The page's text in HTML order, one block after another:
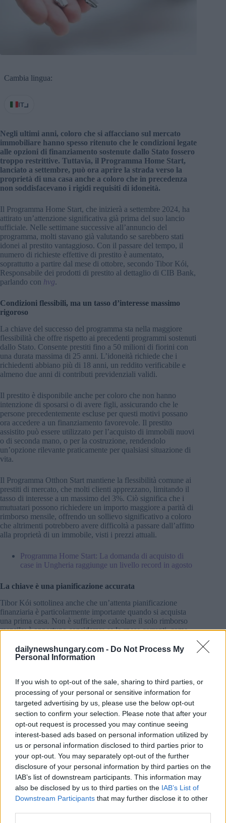
dailynewshungary.com - Do Not Process My
Personal Information
If you wish to opt-out of the sale, sharing to third parties, or
processing of your personal or sensitive information for
targeted advertising by us, please use the below opt-out
section to confirm your selection. Please note that after your
opt-out request is processed you may continue seeing
interest-based ads based on personal information utilized by
us or personal information disclosed to third parties prior to
your opt-out. You may separately opt-out of the further
disclosure of your personal information by third parties on the
IAB’s list of downstream participants. This information may
also be disclosed by us to third parties on the IAB’s List of
Downstream Participants that may further disclose it to other
Cambia lingua:
IT
Negli ultimi anni, coloro che si affacciano sul mercato
immobiliare hanno spesso ritenuto che le condizioni legate
alle opzioni di finanziamento sostenute dallo Stato fossero
troppo restrittive. Tuttavia, il Programma Home Start,
lanciato a settembre, può ora aprire la strada verso la
proprietà di una casa anche a coloro che in precedenza
non soddisfacevano i rigidi requisiti di idoneità.
Il Programma Home Start, che inizierà a settembre 2024, ha
attirato un’attenzione significativa già prima del suo lancio
ufficiale. Nelle settimane successive all’annuncio del
programma, molti stavano già valutando se sarebbero stati
idonei al prestito vantaggioso. Con il passare del tempo, il
numero di richieste effettive di prestito è aumentato,
soprattutto a partire dal mese di ottobre, secondo Tibor Kói,
Responsabile dei prodotti di prestito al dettaglio di CIB Bank,
parlando con hvg.
Condizioni flessibili, ma un tasso d’interesse massimo
rigoroso
La chiave del successo del programma sta nella maggiore
flessibilità che offre rispetto ai precedenti programmi sostenuti
dallo Stato. Consente prestiti fino a 50 milioni di fiorini con
una durata massima di 25 anni. L’idoneità richiede che i
richiedenti abbiano più di 18 anni, un reddito verificabile e
almeno due anni di contributi previdenziali validi.
Il prestito è disponibile anche per coloro che non hanno
intenzione di sposarsi o di avere figli, assicurando che le
persone precedentemente escluse per questi motivi possano
ora accedere a un finanziamento favorevole. Il prestito
assistito può essere utilizzato per l’acquisto di immobili nuovi
o di seconda mano, o per la costruzione, rendendolo
un’opzione rilevante praticamente per qualsiasi situazione di
vita.
Il Programma Otthon Start mantiene la flessibilità comune ai
prestiti di mercato, che molti clienti apprezzano, limitando il
tasso di interesse a un massimo del 3%. Ciò significa che i
mutuatari possono richiedere un importo maggiore a parità di
rimborso mensile, offrendo un sollievo significativo a coloro
che altrimenti potrebbero avere difficoltà a passare dall’affitto
alla proprietà di un immobile, visti i prezzi attuali.
Programma Home Start: La domanda di acquisto di
case in Ungheria raggiunge un livello record in agosto
La chiave è una pianificazione accurata
Tibor Kói sottolinea anche che un’attenta pianificazione
finanziaria è particolarmente importante quando si acquista
una prima casa. Non è sufficiente calcolare il solo rimborso
mensile; è opportuno considerare se le spese correnti, come
È altrettanto importante considerare i costi aggiuntivi associati
le spese di valutazione, quando si elabora un budget.